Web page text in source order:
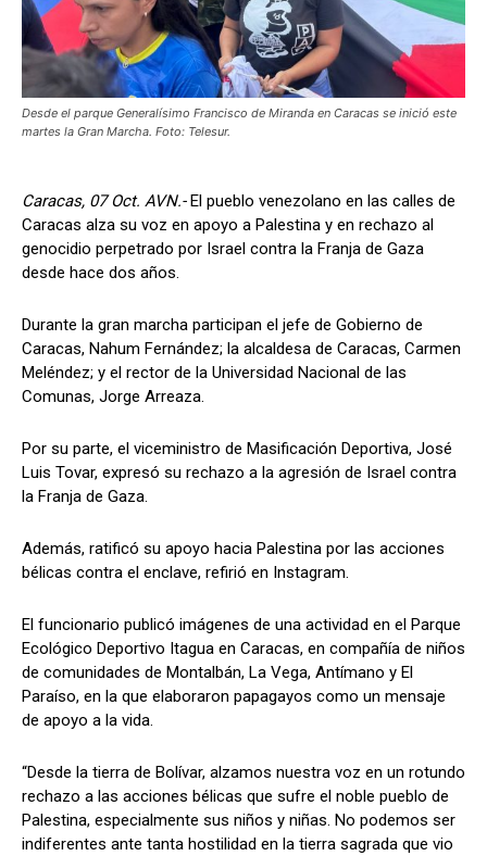
Desde el parque Generalísimo Francisco de Miranda en Caracas se inició este
martes la Gran Marcha. Foto: Telesur.
Caracas, 07 Oct. AVN.-El pueblo venezolano en las calles de
Caracas alza su voz en apoyo a Palestina y en rechazo al
genocidio perpetrado por Israel contra la Franja de Gaza
desde hace dos años.
Durante la gran marcha participan el jefe de Gobierno de
Caracas, Nahum Fernández; la alcaldesa de Caracas, Carmen
Meléndez; y el rector de la Universidad Nacional de las
Comunas, Jorge Arreaza.
Por su parte, el viceministro de Masificación Deportiva, José
Luis Tovar, expresó su rechazo a la agresión de Israel contra
la Franja de Gaza.
Además, ratificó su apoyo hacia Palestina por las acciones
bélicas contra el enclave, refirió en Instagram.
El funcionario publicó imágenes de una actividad en el Parque
Ecológico Deportivo Itagua en Caracas, en compañía de niños
de comunidades de Montalbán, La Vega, Antímano y El
Paraíso, en la que elaboraron papagayos como un mensaje
de apoyo a la vida.
“Desde la tierra de Bolívar, alzamos nuestra voz en un rotundo
rechazo a las acciones bélicas que sufre el noble pueblo de
Palestina, especialmente sus niños y niñas. No podemos ser
indiferentes ante tanta hostilidad en la tierra sagrada que vio